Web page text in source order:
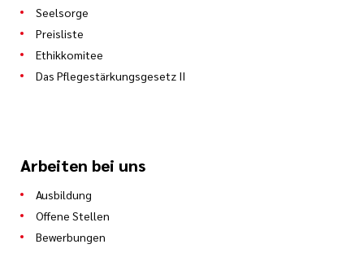
Seelsorge
Preisliste
Ethikkomitee
Das Pflegestärkungsgesetz II
Arbeiten bei uns
Ausbildung
Offene Stellen
Bewerbungen